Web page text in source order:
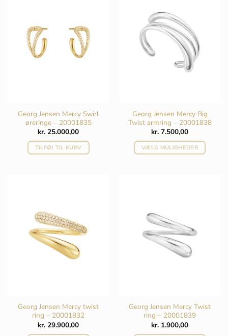
Georg Jensen Mercy Swirl
øreringe – 20001835
kr. 25.000,00
TILFØJ TIL KURV
Georg Jensen Mercy Big
Twist armring – 20001838
kr. 7.500,00
VÆLG MULIGHEDER
kan
vælges
på
varesiden
Georg Jensen Mercy twist
ring – 20001832
kr. 29.900,00
Georg Jensen Mercy Twist
ring – 20001839
kr. 1.900,00